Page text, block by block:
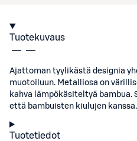
Tuotekuvaus
Ajattoman tyylikästä designia
muotoiluun. Metalliosa on
kahva lämpökäsiteltyä bambua.
että bambuisten kiulujen
Tuotetiedot